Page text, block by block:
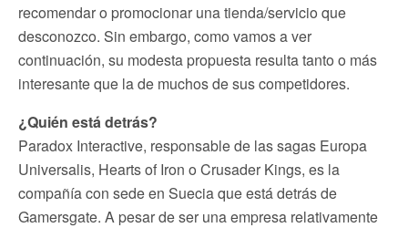
recomendar o promocionar una tienda/servicio que
desconozco. Sin embargo, como vamos a ver
continuación, su modesta propuesta resulta tanto o más
interesante que la de muchos de sus competidores.
¿Quién está detrás?
Paradox Interactive, responsable de las sagas Europa
Universalis, Hearts of Iron o Crusader Kings, es la
compañía con sede en Suecia que está detrás de
Gamersgate. A pesar de ser una empresa relativamente